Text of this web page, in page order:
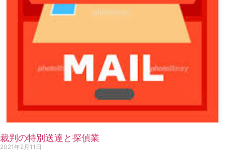
裁判の特別送達と探偵業
2021年2月11日